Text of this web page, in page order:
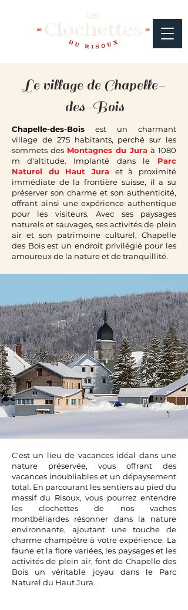
Le village de Chapelle-
des-Bois
Chapelle-des-Bois est un charmant
village de 275 habitants, perché sur les
sommets des Montagnes du Jura à 1080
m d'altitude. Implanté dans leParc
Naturel du Haut Jura et à proximité
immédiate de la frontière suisse, il a su
préserver son charme et son authenticité,
offrant ainsi une expérience authentique
pour les visiteurs. Avec ses paysages
naturels et sauvages, ses activités de plein
air et son patrimoine culturel, Chapelle
des Bois est un endroit privilégié pour les
amoureux de la nature et de tranquillité.
C'est un lieu de vacances idéal dans une
nature préservée, vous offrant des
vacances inoubliables et un dépaysement
total. En parcourant les sentiers au pied du
massif du Risoux, vous pourrez entendre
les clochettes de nos vaches
montbéliardes résonner dans la nature
environnante, ajoutant une touche de
charme champêtre à votre expérience. La
faune et la flore variées, les paysages et les
activités de plein air, font de Chapelle des
Bois un véritable joyau dans le Parc
Naturel du Haut Jura.